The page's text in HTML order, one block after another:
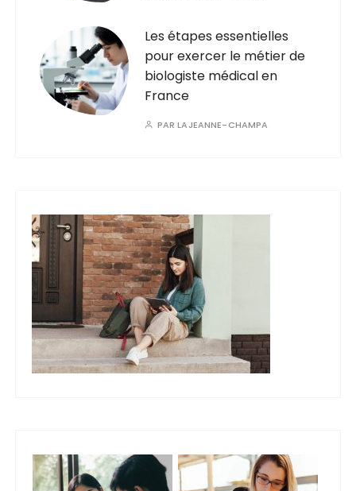
Les étapes essentielles
pour exercer le métier de
biologiste médical en
France
PARLAJEANNE-CHAMPA